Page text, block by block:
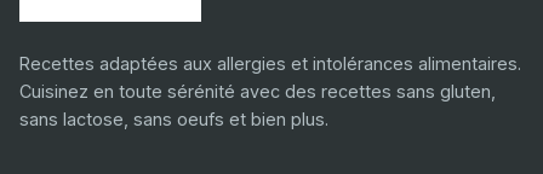
Recettes adaptées aux allergies et intolérances alimentaires.
Cuisinez en toute sérénité avec des recettes sans gluten,
sans lactose, sans oeufs et bien plus.